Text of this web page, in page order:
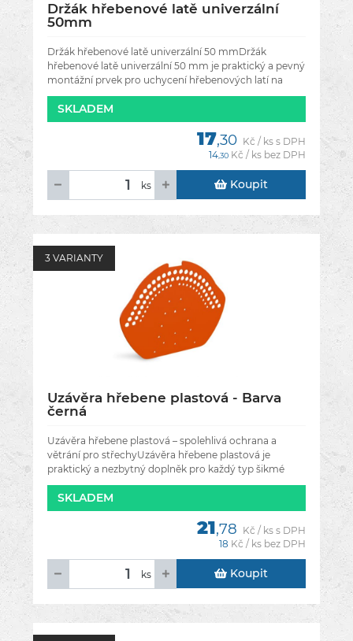
Držák hřebenové latě univerzální
50mm
Držák hřebenové latě univerzální 50 mmDržák
hřebenové latě univerzální 50 mm je praktický a pevný
montážní prvek pro uchycení hřebenových latí na
šikmé střechy. Tento
SKLADEM
17,30 Kč / ks s DPH
14,30 Kč / ks bez DPH
ks Koupit
3 VARIANTY
Uzávěra hřebene plastová - Barva
černá
Uzávěra hřebene plastová – spolehlivá ochrana a
větrání pro střechyUzávěra hřebene plastová je
praktický a nezbytný doplněk pro každý typ šikmé
střechy. Tento kvalitní
SKLADEM
21,78 Kč / ks s DPH
18 Kč / ks bez DPH
ks Koupit